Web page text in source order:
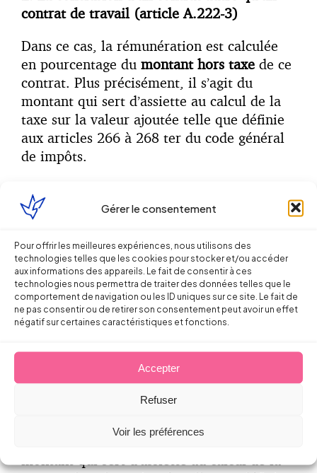
Gérer le consentement
Pour offrir les meilleures expériences, nous utilisons des
technologies telles que les cookies pour stocker et/ou accéder
aux informations des appareils. Le fait de consentir à ces
technologies nous permettra de traiter des données telles que le
comportement de navigation ou les ID uniques sur ce site. Le fait de
ne pas consentir ou de retirer son consentement peut avoir un effet
négatif sur certaines caractéristiques et fonctions.
Accepter
Refuser
Voir les préférences
contrat de travail (article A.222-3)
Dans ce cas, la rémunération est calculée
en pourcentage du montant hors taxe de ce
contrat. Plus précisément, il s’agit du
montant qui sert d’assiette au calcul de la
taxe sur la valeur ajoutée telle que définie
aux articles 266 à 268 ter du code général
de impôts.
3. La conclusion d’un contrat de type « pré-
contrat » (A.222-4)
L’arrêté ne fait pas clairement référence à
la notion de « pré-contrat » ou encore à une
promesse d’embauche, mais vise la
situation suivante» lorsqu’un agent sportif
met en rapport les parties intéressées à la
conclusion d’un des contrats mentionnés
aux articles A. 222-2 et A. 222-3″
Dans ce cas la rémunération est calculée en
pourcentage du montant hors taxe
contrat. Plus précisément, il s’agit du
montant qui sert d’assiette au calcul de la